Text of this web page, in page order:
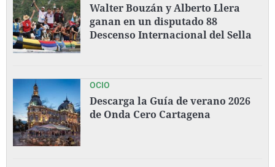
Walter Bouzán y Alberto Llera
ganan en un disputado 88
Descenso Internacional del Sella
OCIO
Descarga la Guía de verano 2026
de Onda Cero Cartagena